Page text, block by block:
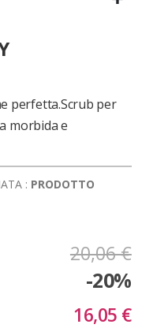
perfetta.Scrub per
morbida e
: PRODOTTO
20,06 €
-20%
16,05 €